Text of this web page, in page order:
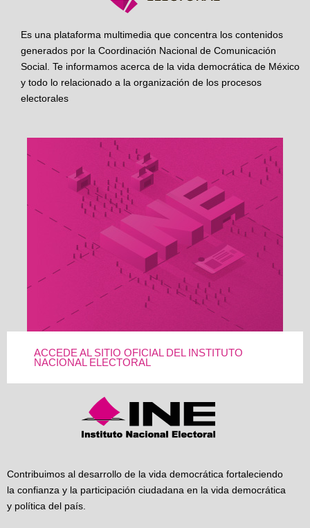
Es una plataforma multimedia que concentra los contenidos
generados por la Coordinación Nacional de Comunicación
Social. Te informamos acerca de la vida democrática de México
y todo lo relacionado a la organización de los procesos
electorales
ACCEDE AL SITIO OFICIAL DEL INSTITUTO
NACIONAL ELECTORAL
Contribuimos al desarrollo de la vida democrática fortaleciendo
la confianza y la participación ciudadana en la vida democrática
y política del país.